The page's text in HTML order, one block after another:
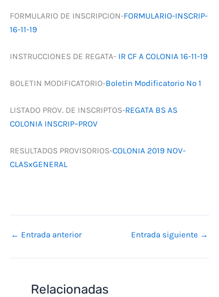
FORMULARIO DE INSCRIPCION-FORMULARIO-INSCRIP-
16-11-19
INSTRUCCIONES DE REGATA- IR CF A COLONIA 16-11-19
BOLETIN MODIFICATORIO-Boletin Modificatorio Nº 1
LISTADO PROV. DE INSCRIPTOS-REGATA BS AS
COLONIA INSCRIP–PROV
RESULTADOS PROVISORIOS-COLONIA 2019 NOV-
CLASxGENERAL
← Entrada anterior Entrada siguiente →
Relacionadas